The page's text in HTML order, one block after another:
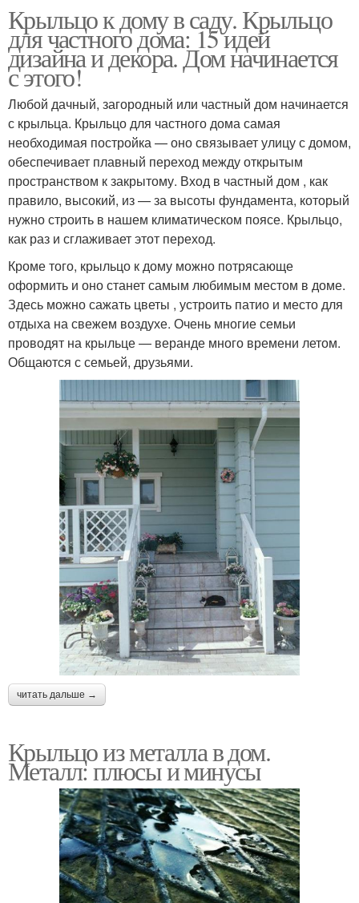
Крыльцо к дому в саду. Крыльцо
для частного дома: 15 идей
дизайна и декора. Дом начинается
с этого!
Любой дачный, загородный или частный дом начинается
с крыльца. Крыльцо для частного дома самая
необходимая постройка — оно связывает улицу с домом,
обеспечивает плавный переход между открытым
пространством к закрытому. Вход в частный дом , как
правило, высокий, из — за высоты фундамента, который
нужно строить в нашем климатическом поясе. Крыльцо,
как раз и сглаживает этот переход.
Кроме того, крыльцо к дому можно потрясающе
оформить и оно станет самым любимым местом в доме.
Здесь можно сажать цветы , устроить патио и место для
отдыха на свежем воздухе. Очень многие семьи
проводят на крыльце — веранде много времени летом.
Общаются с семьей, друзьями.
читать дальше →
Крыльцо из металла в дом.
Металл: плюсы и минусы